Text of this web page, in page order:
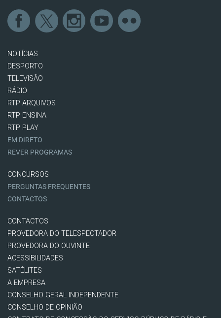
NOTÍCIAS
DESPORTO
TELEVISÃO
RÁDIO
RTP ARQUIVOS
RTP ENSINA
RTP PLAY
EM DIRETO
REVER PROGRAMAS
CONCURSOS
PERGUNTAS FREQUENTES
CONTACTOS
CONTACTOS
PROVEDORA DO TELESPECTADOR
PROVEDORA DO OUVINTE
ACESSIBILIDADES
SATÉLITES
A EMPRESA
CONSELHO GERAL INDEPENDENTE
CONSELHO DE OPINIÃO